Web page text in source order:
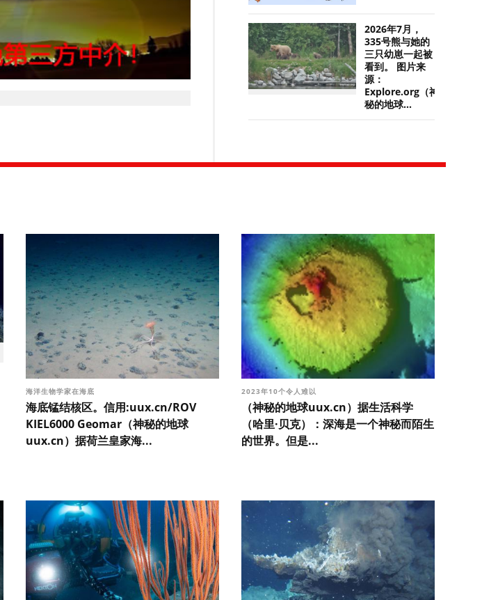
2026年7月，
335号熊与她的
三只幼崽一起被
看到。 图片来
源：
Explore.org（神
秘的地球...
海洋生物学家在海底
海底锰结核区。信用:uux.cn/ROV
KIEL6000 Geomar（神秘的地球
uux.cn）据荷兰皇家海...
2023年10个令人难以
（神秘的地球uux.cn）据生活科学
（哈里·贝克）：深海是一个神秘而陌生
的世界。但是...